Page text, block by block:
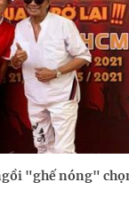
"ghế nóng"